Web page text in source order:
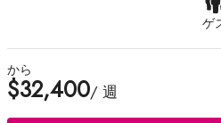
ゲ
から
$32,400/ 週